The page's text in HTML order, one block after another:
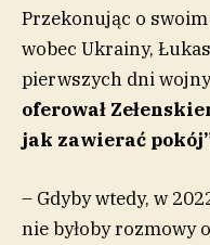
Przekonując o
wobec Ukrainy,
pierwszych dni
oferował
jak zawierać
– Gdyby wtedy, w
nie byłoby rozmowy